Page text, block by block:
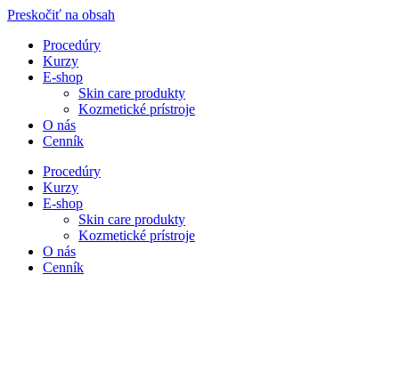
Preskočiť na obsah
Procedúry
Kurzy
E-shop
Skin care produkty
Kozmetické prístroje
O nás
Cenník
Procedúry
Kurzy
E-shop
Skin care produkty
Kozmetické prístroje
O nás
Cenník